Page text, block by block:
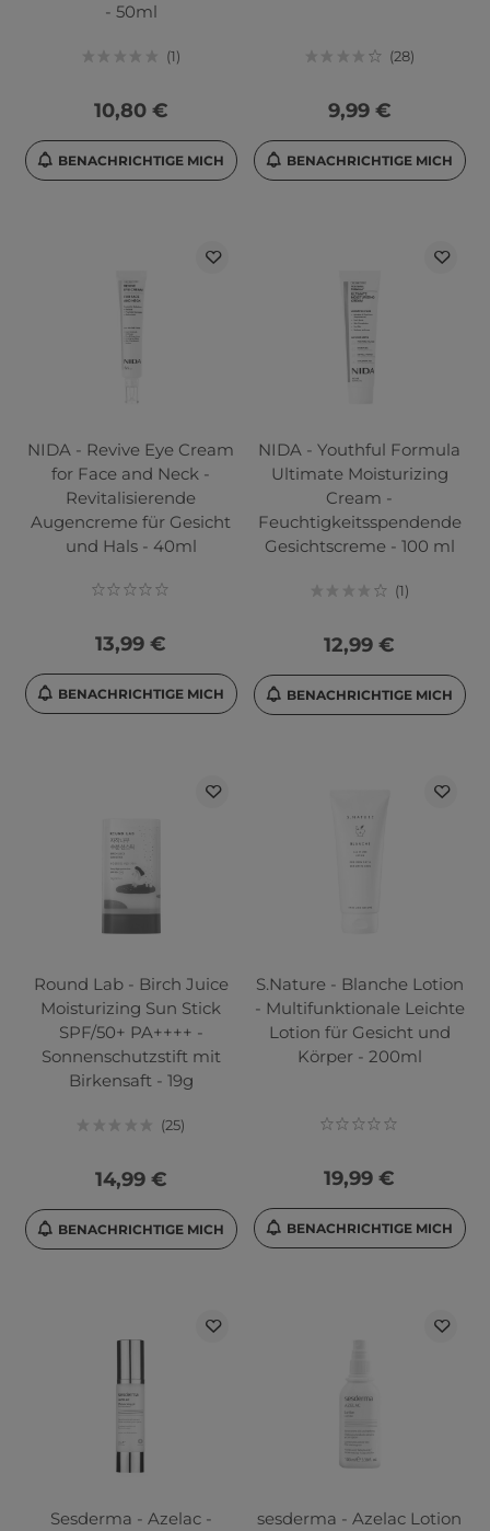
- 50ml
1
10,80 €
BENACHRICHTIGE MICH
28
9,99 €
BENACHRICHTIGE MICH
NIDA - Revive Eye Cream
for Face and Neck -
Revitalisierende
Augencreme für Gesicht
und Hals - 40ml
13,99 €
BENACHRICHTIGE MICH
NIDA - Youthful Formula
Ultimate Moisturizing
Cream -
Feuchtigkeitsspendende
Gesichtscreme - 100 ml
1
12,99 €
BENACHRICHTIGE MICH
Round Lab - Birch Juice
Moisturizing Sun Stick
SPF/50+ PA++++ -
Sonnenschutzstift mit
Birkensaft - 19g
25
14,99 €
BENACHRICHTIGE MICH
S.Nature - Blanche Lotion
- Multifunktionale Leichte
Lotion für Gesicht und
Körper - 200ml
19,99 €
BENACHRICHTIGE MICH
Sesderma - Azelac -
sesderma - Azelac Lotion